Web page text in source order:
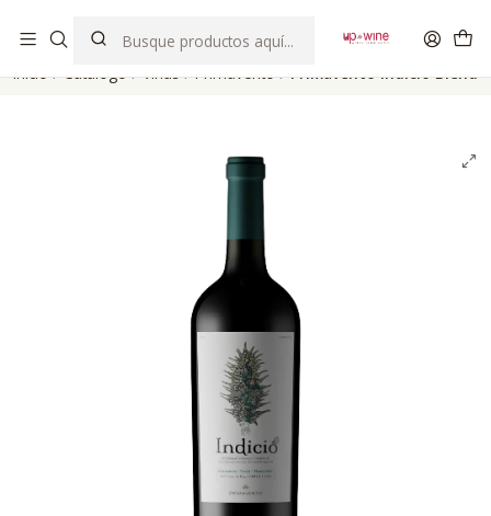
Inicio Catálogo Viñas Primavento Primavento Indicio Blend